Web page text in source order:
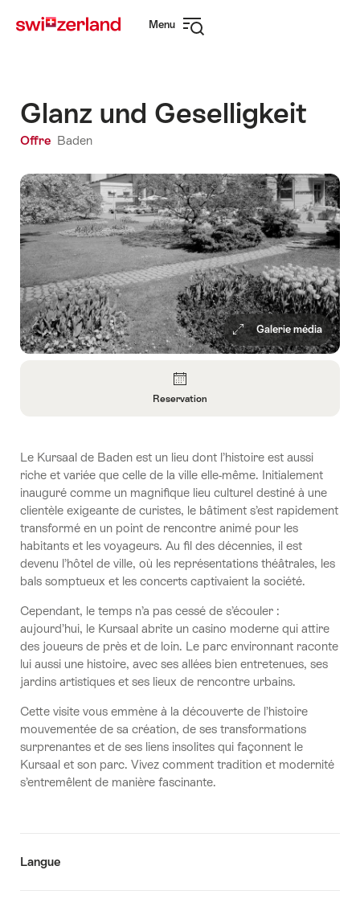
sur
rapide
Menu
Glanz und Geselligkeit
Offre Baden
Galerie média
sur
Reservation
Reservation
Le Kursaal de Baden est un lieu dont l’histoire est aussi
riche et variée que celle de la ville elle-même. Initialement
inauguré comme un magnifique lieu culturel destiné à une
clientèle exigeante de curistes, le bâtiment s’est rapidement
transformé en un point de rencontre animé pour les
habitants et les voyageurs. Au fil des décennies, il est
devenu l’hôtel de ville, où les représentations théâtrales, les
bals somptueux et les concerts captivaient la société.
Cependant, le temps n’a pas cessé de s’écouler :
aujourd’hui, le Kursaal abrite un casino moderne qui attire
des joueurs de près et de loin. Le parc environnant raconte
lui aussi une histoire, avec ses allées bien entretenues, ses
jardins artistiques et ses lieux de rencontre urbains.
Cette visite vous emmène à la découverte de l’histoire
mouvementée de sa création, de ses transformations
surprenantes et de ses liens insolites qui façonnent le
Kursaal et son parc. Vivez comment tradition et modernité
s’entremêlent de manière fascinante.
Langue